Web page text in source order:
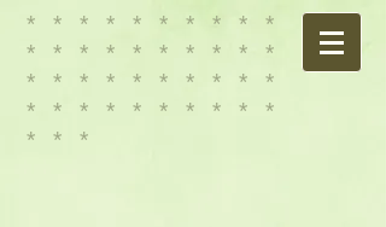
* * * * * * * * * *
* * * * * * * * * *
* * * * * * * * * *
* * * * * * * * * *
* * *